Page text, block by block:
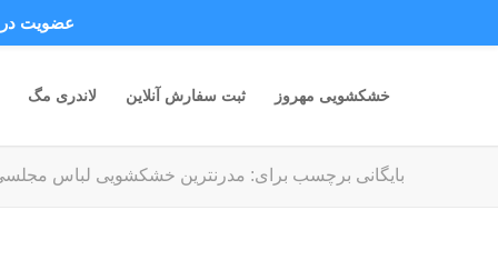
خشکشویی مهروز ثبت سفارش آنلاین لاندری مگ
بایگانی برچسب برای: مدرنترین خشکشویی لباس
عضویت در